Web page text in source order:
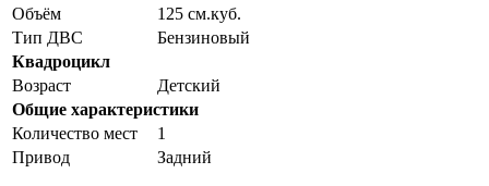
Объём
125 см.куб.
Тип ДВС
Бензиновый
Квадроцикл
Возраст
Детский
Общие характеристики
Количество мест
1
Привод
Задний